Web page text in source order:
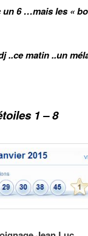
6 …mais les «
..ce matin ..un
1 – 8